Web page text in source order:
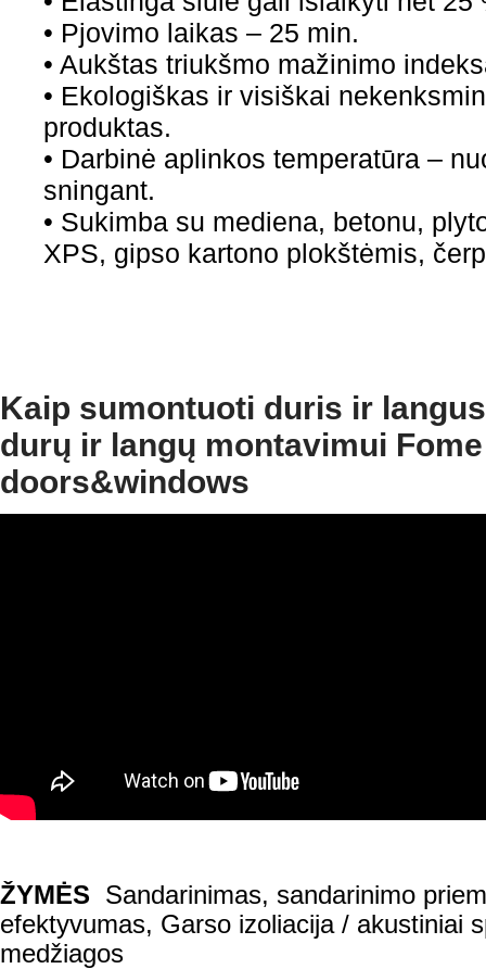
• Pjovimo laikas – 25 min.
• Aukštas triukšmo mažinimo
• Ekologiškas ir visiškai
produktas.
• Darbinė aplinkos temperatūra –
sningant.
• Sukimba su mediena, betonu,
XPS, gipso kartono plokštėmis,
Kaip sumontuoti duris ir
durų ir langų montavimui
doors&windows
ŽYMĖS
Sandarinimas, sandarinimo
efektyvumas, Garso izoliacija / akustiniai
medžiagos